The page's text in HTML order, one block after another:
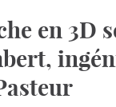
en 3D